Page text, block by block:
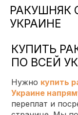
РАКУШНЯК
УКРАИНЕ
КУПИТЬ
ПО ВСЕЙ
Нужно купить
Украине
переплат и